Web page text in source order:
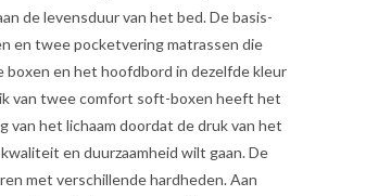
de levensduur van het bed. De basis-
en twee pocketvering matrassen die
boxen en het hoofdbord in dezelfde kleur
van twee comfort soft-boxen heeft het
van het lichaam doordat de druk van het
en duurzaamheid wilt gaan. De
met verschillende hardheden. Aan